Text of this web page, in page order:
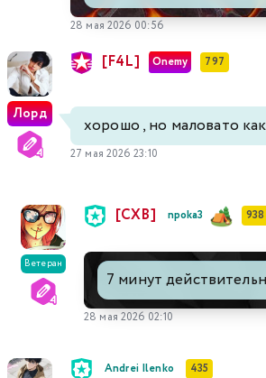
28 мая 2026 00:56
Лорд
[F4L] Onemy 797
хорошо , но маловато
27 мая 2026 23:10
Ветеран
[СХВ] npoka3 938
7 минут
28 мая 2026 02:10
Andrei Ilenko 435